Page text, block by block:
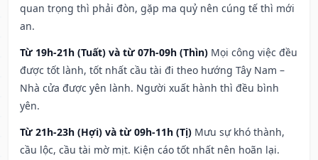
quan trọng thì phải đòn, gặp ma quỷ nên cúng tế thì mới
an.
Từ 19h-21h (Tuất) và từ 07h-09h (Thìn) Mọi công việc đều
được tốt lành, tốt nhất cầu tài đi theo hướng Tây Nam –
Nhà cửa được yên lành. Người xuất hành thì đều bình
yên.
Từ 21h-23h (Hợi) và từ 09h-11h (Tị) Mưu sự khó thành,
cầu lộc, cầu tài mờ mịt. Kiện cáo tốt nhất nên hoãn lại.